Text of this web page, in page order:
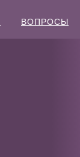
ВОПРОСЫ